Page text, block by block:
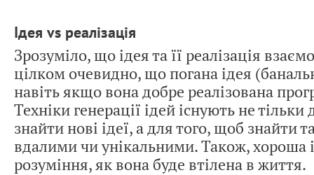
Ідея vs реалізація
Зрозуміло, що ідея та її реалізація
цілком очевидно, що погана ідея
навіть якщо вона добре реалізована
Техніки генерації ідей існують не тільки
знайти нові ідеї, а для того, щоб знайти
вдалими чи унікальними. Також, хороша
розуміння, як вона буде втілена в життя.